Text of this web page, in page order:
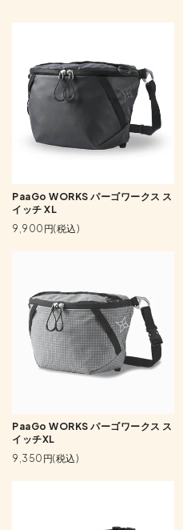
PaaGo WORKS パーゴワークス ス
イッチ XL
9,900円(税込)
PaaGo WORKS パーゴワークス ス
イッチXL
9,350円(税込)